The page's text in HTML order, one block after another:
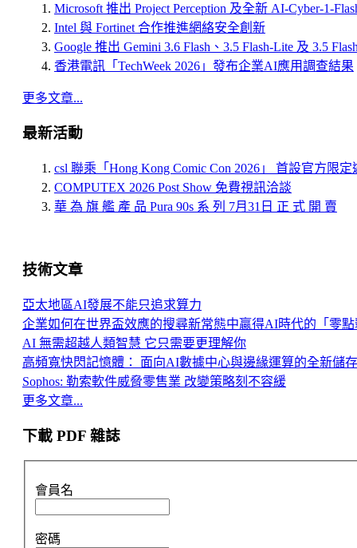
Microsoft 推出 Project Perception 及全新 AI-Cyber-1-
Intel 與 Fortinet 合作推進網絡安全創新
Google 推出 Gemini 3.6 Flash、3.5 Flash-Lite 及 3.5
香港電訊「TechWeek 2026」發布企業AI應用調查結果
更多文章...
最新活動
csl 聯乘「Hong Kong Comic Con 2026」 首設官方限定
COMPUTEX 2026 Post Show 免費視訊洽談
華 為 旗 艦 產 品 Pura 90s 系 列 7月31日 正 式 開 賣
技術文章
亞太地區AI發展不能只追求算力
企業如何在世界盃效應的搜尋新常態中贏得AI時代的「零點
AI 無需超越人類智慧 它只需要更理解你
高頻寬快閃記憶體： 面向AI數據中心與邊緣運算的全新儲
Sophos: 勒索軟件威脅零售業 改變策略刻不容緩
更多文章...
下載 PDF 雜誌
會員名
密碼